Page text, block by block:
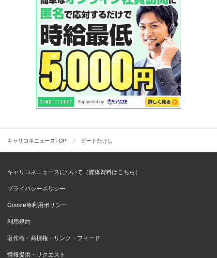
キャリコネニュースTOP ビートたけし
キャリコネニュースについて（媒体資料はこちら）
プライバシーポリシー
Cookie等利用ポリシー
利用規約
著作権・商標権・リンク・フィード
情報提供・リクエスト